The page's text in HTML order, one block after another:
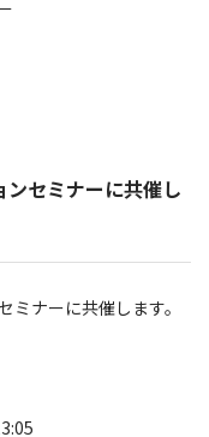
セミナーに共催し
ナーに共催します。